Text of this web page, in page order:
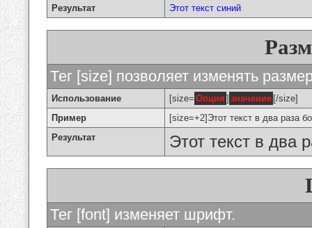
Результат
Этот текст синий
Тег [size] позволяет изменять
Использование [size= Опция ] значение [/size]
Пример
[size=+2]Этот текст в два раза
Результат
Этот текст в два
Тег [font] изменяет шрифт.